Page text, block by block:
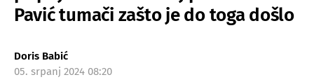
Pavić tumači zašto je do toga došlo
Doris Babić
05. srpanj 2024 08:20